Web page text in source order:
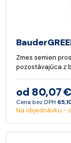
Zmes semien
pozostávajúca z
od 80,07 €
Cena bez DPH
Na objednávku -